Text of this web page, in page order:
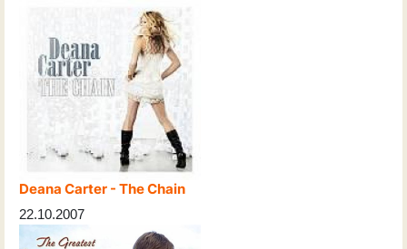
Deana Carter - The Chain
22.10.2007